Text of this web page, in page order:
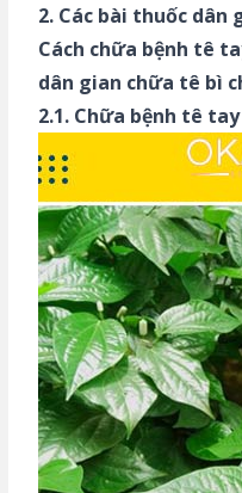
2. Các bài thuốc
Cách chữa bệnh tê
dân gian chữa tê bì
2.1. Chữa bệnh tê